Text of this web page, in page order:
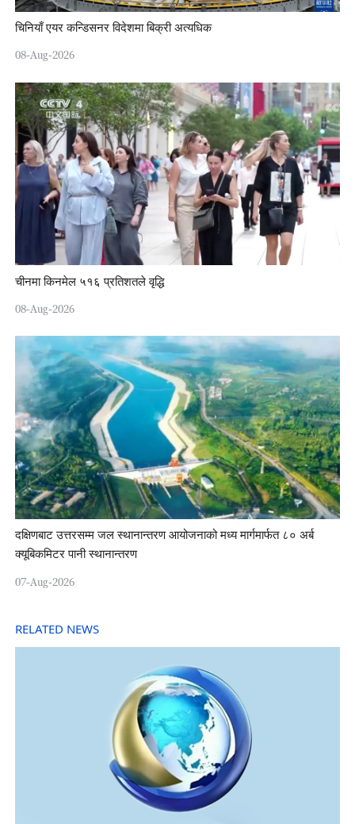
चिनियाँ एयर कन्डिसनर विदेशमा बिक्री अत्यधिक
08-Aug-2026
चीनमा किनमेल ५१६ प्रतिशतले वृद्धि
08-Aug-2026
दक्षिणबाट उत्तरसम्म जल स्थानान्तरण आयोजनाको मध्य मार्गमार्फत ८० अर्ब
क्यूबिकमिटर पानी स्थानान्तरण
07-Aug-2026
RELATED NEWS